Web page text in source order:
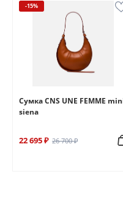
-15%
Сумка CNS UNE FEMME
siena
22 695 ₽ 26 700 ₽